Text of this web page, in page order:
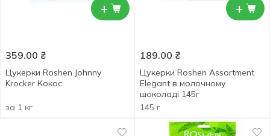
+
359.00 ₴
Цукерки Roshen Johnny
Krocker Кокос
за 1 кг
+
189.00 ₴
Цукерки Roshen Assortment
Еlegant в молочному
шоколаді 145г
145 г